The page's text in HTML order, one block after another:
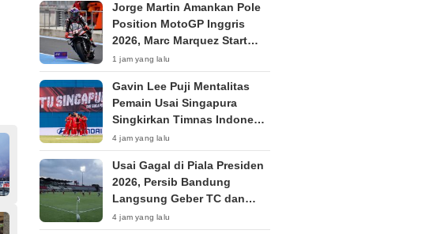
Jorge Martin Amankan Pole
Position MotoGP Inggris
2026, Marc Marquez Start
dari Baris Ketiga
1 jam yang lalu
Gavin Lee Puji Mentalitas
Pemain Usai Singapura
Singkirkan Timnas Indonesia
dari Piala AFF 2026
4 jam yang lalu
Usai Gagal di Piala Presiden
2026, Persib Bandung
Langsung Geber TC dan
Ikuti Dewata Challenge
4 jam yang lalu